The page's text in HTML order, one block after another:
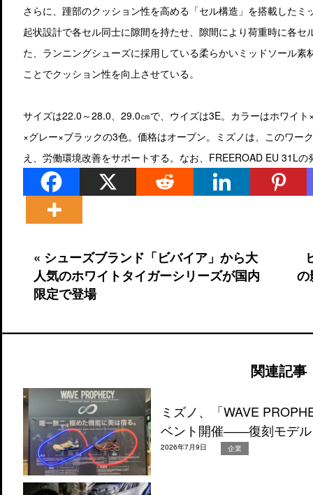
さらに、踵部のクッション性を高める「セル構造」を搭載した
起状設計で各セル同士に隙間を持たせ、隙間により荷重時に各
た、ランニングシューズに採用している柔らかいミッドソール
ことでクッション性を向上させている。
サイズは22.0～28.0、29.0㎝で、ウイズは3E。カラーはホワイ
×グレー×ブラックの3色。価格はオープン。ミズノは、このワー
え、労働環境改善をサポートする。なお、FREEROAD EU 31L
« シューズブランド「ビバイア」から大
人気のホワイトタイガーシリーズが国内
限定で登場
関連記事
ミズノ、「WAVE
ベント開催――復刻モデル
2026年7月9日 企業